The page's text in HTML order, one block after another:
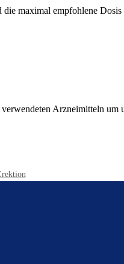
maximal empfohlene Dosis
Arzneimitteln um